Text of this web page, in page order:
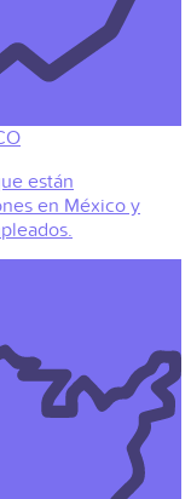
están
en México y